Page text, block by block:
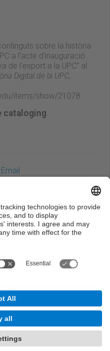
sobre la història
a l'acte d'inauguració
de l'esport a la UPC" al
Digital de la UPC,
items/show/21078
cataloging
Email
on this work is
license:Attribution-
de Catalunya ·